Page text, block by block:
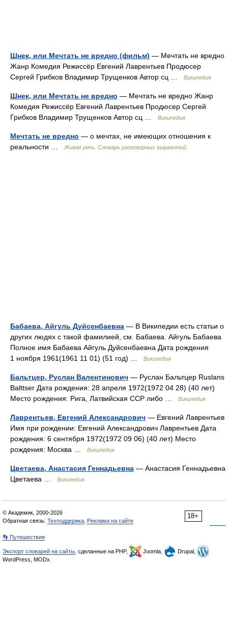
Шнек, или Мечтать не вредно (фильм) — Мечтать не вредно
Жанр Комедия Режиссёр Евгений Лаврентьев Продюсер
Сергей Грибков Владимир Трущенков Автор сц …
Википедия
Шнек, или Мечтать не вредно — Мечтать не вредно Жанр
Комедия Режиссёр Евгений Лаврентьев Продюсер Сергей
Грибков Владимир Трущенков Автор сц …
Википедия
Мечтать не вредно — о мечтах, не имеющих отношения к
реальности …
Живая речь. Словарь разговорных выражений
Бабаева, Айгуль Дуйсенбаевна — В Википедии есть статьи о
других людях с такой фамилией, см. Бабаева. Айгуль Бабаева
Полное имя Бабаева Айгуль Дуйсенбаевна Дата рождения
1 ноября 1961(1961 11 01) (51 год) …
Википедия
Бальтцер, Руслан Валентинович — Руслан Бальтцер Ruslans
Balttser Дата рождения: 28 апреля 1972(1972 04 28) (40 лет)
Место рождения: Рига, Латвийская ССР либо …
Википедия
Лаврентьев, Евгений Александрович — Евгений Лаврентьев
Имя при рождении: Евгений Александрович Лаврентьев Дата
рождения: 6 сентября 1972(1972 09 06) (40 лет) Место
рождения: Москва …
Википедия
Цветаева, Анастасия Геннадьевна — Анастасия Геннадьевна
Цветаева …
Википедия
18+
© Академик, 2000-2026
Обратная связь: Техподдержка Реклама на сайте
👣 Путешествия
Экспорт словарей на сайты , сделанные на PHP, Joomla,
Drupal,
WordPress, MODx.